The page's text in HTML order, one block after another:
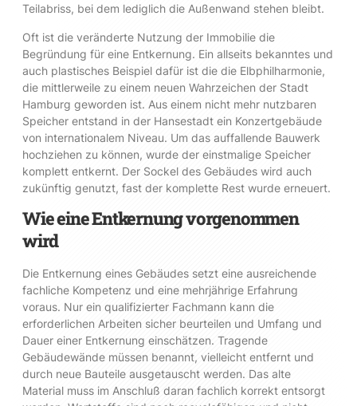
Teilabriss, bei dem lediglich die Außenwand stehen bleibt.
Oft ist die veränderte Nutzung der Immobilie die
Begründung für eine Entkernung. Ein allseits bekanntes und
auch plastisches Beispiel dafür ist die die Elbphilharmonie,
die mittlerweile zu einem neuen Wahrzeichen der Stadt
Hamburg geworden ist. Aus einem nicht mehr nutzbaren
Speicher entstand in der Hansestadt ein Konzertgebäude
von internationalem Niveau. Um das auffallende Bauwerk
hochziehen zu können, wurde der einstmalige Speicher
komplett entkernt. Der Sockel des Gebäudes wird auch
zukünftig genutzt, fast der komplette Rest wurde erneuert.
Wie eine Entkernung vorgenommen
wird
Die Entkernung eines Gebäudes setzt eine ausreichende
fachliche Kompetenz und eine mehrjährige Erfahrung
voraus. Nur ein qualifizierter Fachmann kann die
erforderlichen Arbeiten sicher beurteilen und Umfang und
Dauer einer Entkernung einschätzen. Tragende
Gebäudewände müssen benannt, vielleicht entfernt und
durch neue Bauteile ausgetauscht werden. Das alte
Material muss im Anschluß daran fachlich korrekt entsorgt